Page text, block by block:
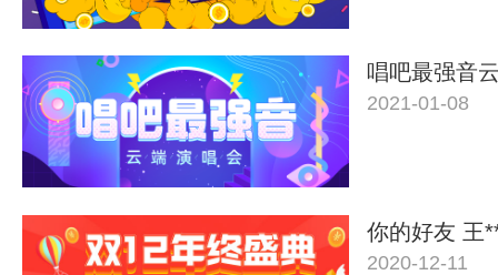
唱吧最强音
2021-01-08
你的好友 王
2020-12-11